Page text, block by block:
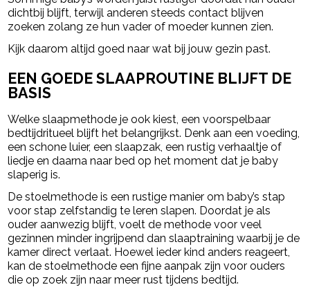
dichtbij blijft, terwijl anderen steeds contact blijven
zoeken zolang ze hun vader of moeder kunnen zien.
Kijk daarom altijd goed naar wat bij jouw gezin past.
EEN GOEDE SLAAPROUTINE BLIJFT DE
BASIS
Welke slaapmethode je ook kiest, een voorspelbaar
bedtijdritueel blijft het belangrijkst. Denk aan een voeding,
een schone luier, een slaapzak, een rustig verhaaltje of
liedje en daarna naar bed op het moment dat je baby
slaperig is.
De stoelmethode is een rustige manier om baby’s stap
voor stap zelfstandig te leren slapen. Doordat je als
ouder aanwezig blijft, voelt de methode voor veel
gezinnen minder ingrijpend dan slaaptraining waarbij je de
kamer direct verlaat. Hoewel ieder kind anders reageert,
kan de stoelmethode een fijne aanpak zijn voor ouders
die op zoek zijn naar meer rust tijdens bedtijd.